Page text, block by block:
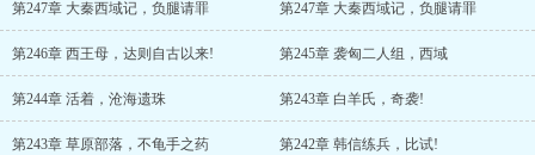
诚布公。“瓜怂，其实额不似你爹。额似大秦始皇帝！”...
第247章 大秦西域记，负腿请罪 第247章 大秦西域记，负腿请罪
第246章 西王母，达则自古以来! 第245章 袭匈二人组，西域
第244章 活着，沧海遗珠 第243章 白羊氏，奇袭!
第243章 草原部落，不龟手之药 第242章 韩信练兵，比试!